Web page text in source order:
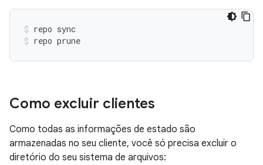
repo sync
repo prune
Como excluir clientes
Como todas as informações de estado são
armazenadas no seu cliente, você só precisa excluir o
diretório do seu sistema de arquivos: